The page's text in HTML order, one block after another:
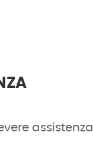
assistenza